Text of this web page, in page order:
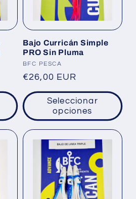
Bajo Curricán Simple
PRO Sin Pluma
Proveedor:
BFC PESCA
Precio
habitual
€26,00 EUR
Seleccionar
opciones